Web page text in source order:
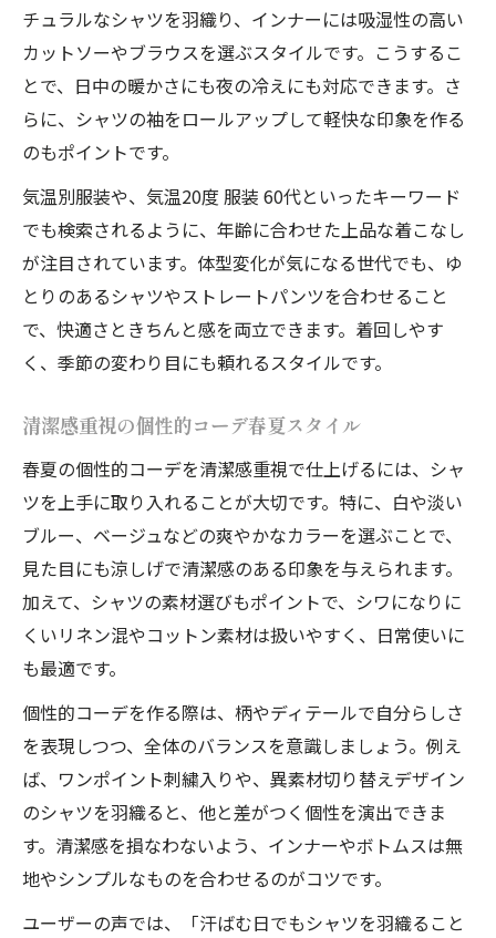
チュラルなシャツを羽織り、インナーには吸湿性の高い
カットソーやブラウスを選ぶスタイルです。こうするこ
とで、日中の暖かさにも夜の冷えにも対応できます。さ
らに、シャツの袖をロールアップして軽快な印象を作る
のもポイントです。
気温別服装や、気温20度 服装 60代といったキーワード
でも検索されるように、年齢に合わせた上品な着こなし
が注目されています。体型変化が気になる世代でも、ゆ
とりのあるシャツやストレートパンツを合わせること
で、快適さときちんと感を両立できます。着回しやす
く、季節の変わり目にも頼れるスタイルです。
清潔感重視の個性的コーデ春夏スタイル
春夏の個性的コーデを清潔感重視で仕上げるには、シャ
ツを上手に取り入れることが大切です。特に、白や淡い
ブルー、ベージュなどの爽やかなカラーを選ぶことで、
見た目にも涼しげで清潔感のある印象を与えられます。
加えて、シャツの素材選びもポイントで、シワになりに
くいリネン混やコットン素材は扱いやすく、日常使いに
も最適です。
個性的コーデを作る際は、柄やディテールで自分らしさ
を表現しつつ、全体のバランスを意識しましょう。例え
ば、ワンポイント刺繍入りや、異素材切り替えデザイン
のシャツを羽織ると、他と差がつく個性を演出できま
す。清潔感を損なわないよう、インナーやボトムスは無
地やシンプルなものを合わせるのがコツです。
ユーザーの声では、「汗ばむ日でもシャツを羽織ること